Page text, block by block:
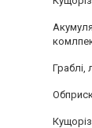
Граблі,